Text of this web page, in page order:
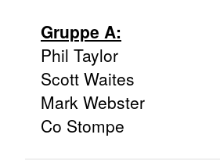
Gruppe A:
Phil Taylor
Scott Waites
Mark Webster
Co Stompe